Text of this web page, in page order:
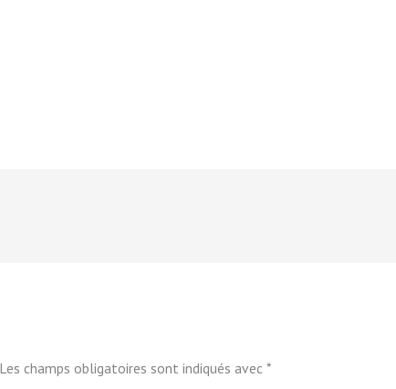
Les champs obligatoires sont indiqués avec *